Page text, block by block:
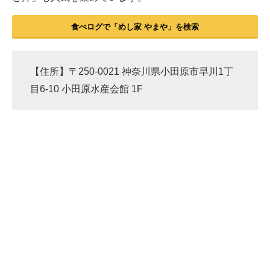
食べログで「めし家 やまや」を検索
【住所】〒250-0021 神奈川県小田原市早川1丁
目6-10 小田原水産会館 1F